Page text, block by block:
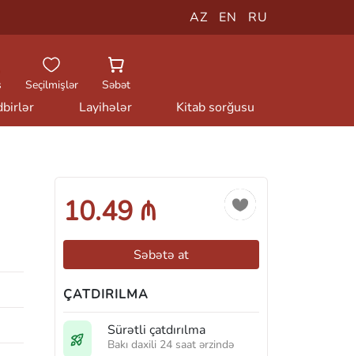
AZ EN RU
Seçilmişlər Səbət
Layihələr Kitab sorğusu
10.49 ₼
Səbətə at
ÇATDIRILMA
Sürətli çatdırılma
Bakı daxili 24 saat ərzində